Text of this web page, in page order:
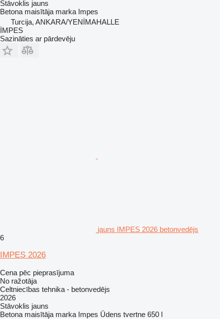
Stāvoklis jauns
Betona maisītāja marka Impes
Turcija, ANKARA/YENİMAHALLE
İMPES
Sazināties ar pārdevēju
jauns IMPES 2026 betonvedējs
6
IMPES 2026
Cena pēc pieprasījuma
No ražotāja
Celtniecības tehnika - betonvedējs
2026
Stāvoklis jauns
Betona maisītāja marka Impes Ūdens tvertne 650 l